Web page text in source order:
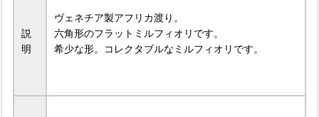
説
明
ヴェネチア製アフリカ渡り。
六角形のフラットミルフィオリです。
希少な形。コレクタブルなミルフィオリです。